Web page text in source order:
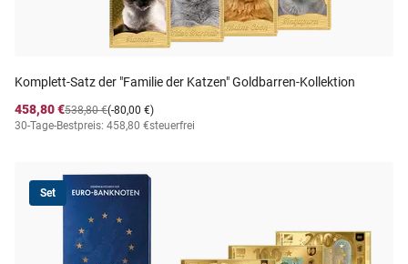
Komplett-Satz der "Familie der Katzen" Goldbarren-Kollektion
458,80 €
(-80,00 €)
538,80 €
30-Tage-Bestpreis: 458,80 €steuerfrei
Set